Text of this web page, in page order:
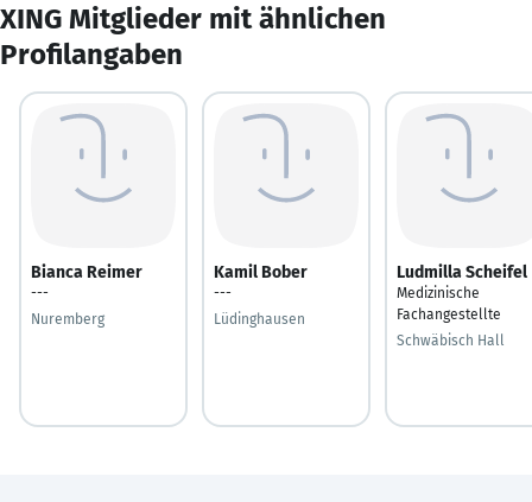
XING Mitglieder mit ähnlichen
Profilangaben
Bianca Reimer
---
Nuremberg
Kamil Bober
---
Lüdinghausen
Ludmilla Scheifel
Medizinische
Fachangestellte
Schwäbisch Hall